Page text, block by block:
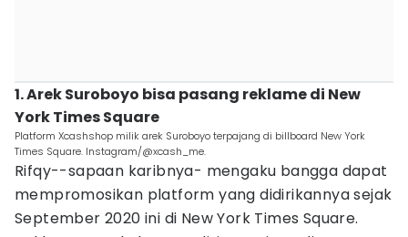
1. Arek Suroboyo bisa pasang reklame di New
York Times Square
Platform Xcashshop milik arek Suroboyo terpajang di billboard New York
Times Square. Instagram/@xcash_me.
Rifqy--sapaan karibnya- mengaku bangga dapat
mempromosikan platform yang didirikannya sejak
September 2020 ini di New York Times Square.